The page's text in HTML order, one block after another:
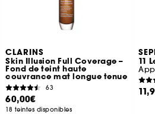
CLARINS
Skin Illusion Full Coverage –
Fond de teint haute
couvrance mat longue tenue
63
60,00€
18 teintes disponibles
11